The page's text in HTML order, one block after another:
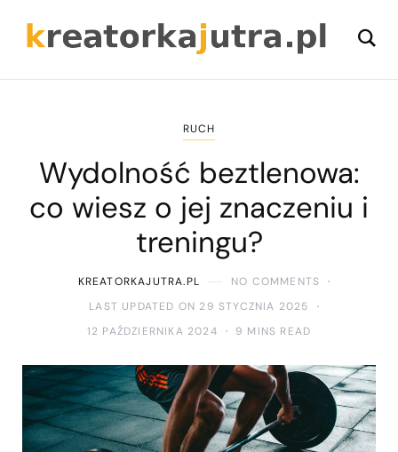
RUCH
Wydolność beztlenowa:
co wiesz o jej znaczeniu i
treningu?
KREATORKAJUTRA.PL
NO COMMENTS
LAST UPDATED ON 29 STYCZNIA 2025
12 PAŹDZIERNIKA 2024
9 MINS READ